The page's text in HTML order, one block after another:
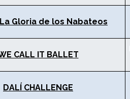
La Gloria de los Nabateos
CALL IT BALLET
DALÍ CHALLENGE